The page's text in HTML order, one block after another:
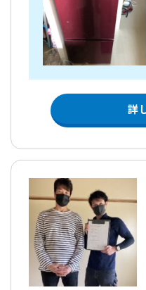
詳